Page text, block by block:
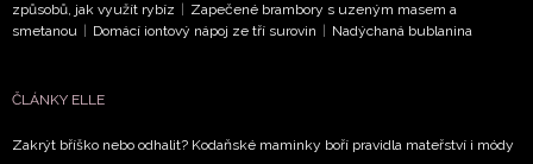
způsobů, jak využít rybíz
Zapečené brambory s uzeným masem a
smetanou
Domácí iontový nápoj ze tří surovin Nadýchaná bublanina
ČLÁNKY ELLE
Zakrýt bříško nebo odhalit? Kodaňské maminky boří pravidla mateřství i módy